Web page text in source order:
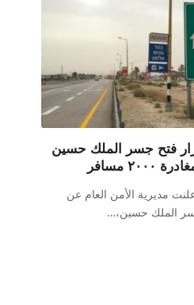
فتح جسر الملك حسين
مسافر
مديرية الأمن العام عن
الملك حسين،…